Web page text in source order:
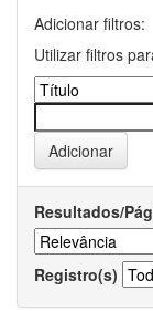
Adicionar filtros:
Utilizar filtros
Resultados/
Registro(s)